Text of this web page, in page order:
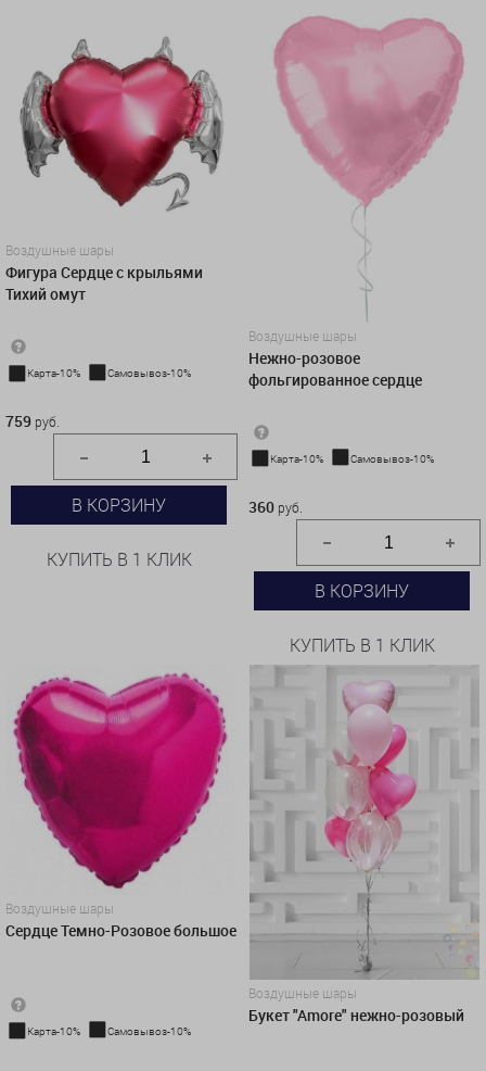
Воздушные шары
Фигура Сердце с крыльями
Тихий омут
Карта-10% Самовывоз-10%
759 руб.
В КОРЗИНУ
КУПИТЬ В 1 КЛИК
Воздушные шары
Нежно-розовое
фольгированное сердце
Карта-10% Самовывоз-10%
360 руб.
В КОРЗИНУ
КУПИТЬ В 1 КЛИК
Воздушные шары
Сердце Темно-Розовое большое
Карта-10% Самовывоз-10%
Воздушные шары
Букет "Amore" нежно-розовый